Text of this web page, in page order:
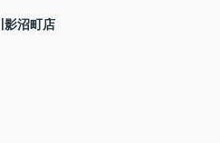
影沼町店